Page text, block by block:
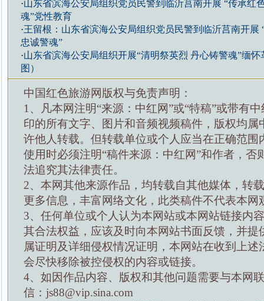
·山东省滨海公安局组织党员民警到临沂莒南开展 “传承红
魂”党性教育
·王留根：山东省滨海公安局组织党员民警到临沂莒南开展
忠诚警魂”
·山东省滨海公安局组织开展“清明祭英烈 丹心铸警魂”缅
图）
中国红色旅游网版权与免责声明：
1、凡本网注明“来源：中红网”或“特稿”或带有
印的所有文字、图片和音频视频稿件，版权均属
许他人转载。但转载单位或个人应当在正确范围
使用时必须注明“稿件来源：中红网”和作者，否
法追究其法律责任。
2、本网其他来源作品，均转载自其他媒体，转
更多信息，丰富网络文化，此类稿件不代表本网
3、任何单位或个人认为本网站或本网站链接内
其合法权益，应该及时向本网站书面反馈，并提
属证明及详细侵权情况证明，本网站在收到上述
会尽快移除被控侵权的内容或链接。
4、如因作品内容、版权和其他问题需要与本网
信：js88@vip.sina.com